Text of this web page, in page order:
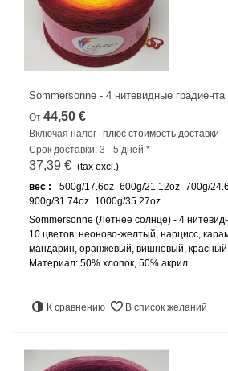
Sommersonne - 4 нитевидные
От 44,50 €
Включая налог плюс стоимость доставки
Срок доставки: 3 - 5 дней *
37,39 € (tax excl.)
вес :
500g/17.6oz 600g/21.12oz 700g/
900g/31.74oz 1000g/35.27oz
Sommersonne (Летнее солнце) - 4
10 цветов: неоново-желтый, нарцисс,
мандарин, оранжевый, вишневый,
Материал: 50% хлопок, 50% акрил.
К сравнению В список желаний